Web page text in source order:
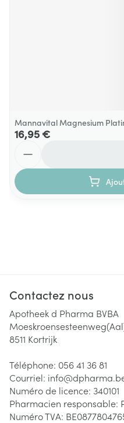
Mannavital Magnesium
16,95 €
Contactez nous
Apotheek d Pharma BVBA
8511 Kortrijk
Téléphone: 056 41 36 81
Courriel: info@
Numéro de licence: 340101
Pharmacien responsable:
Numéro TVA: